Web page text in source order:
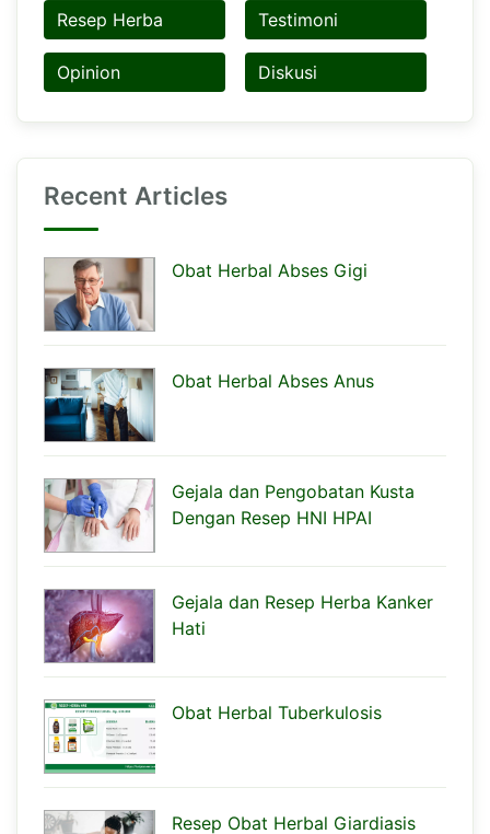
Resep Herba Testimoni
Opinion Diskusi
Recent Articles
Obat Herbal Abses Gigi
Obat Herbal Abses Anus
Gejala dan Pengobatan Kusta
Dengan Resep HNI HPAI
Gejala dan Resep Herba Kanker
Hati
Obat Herbal Tuberkulosis
Resep Obat Herbal Giardiasis